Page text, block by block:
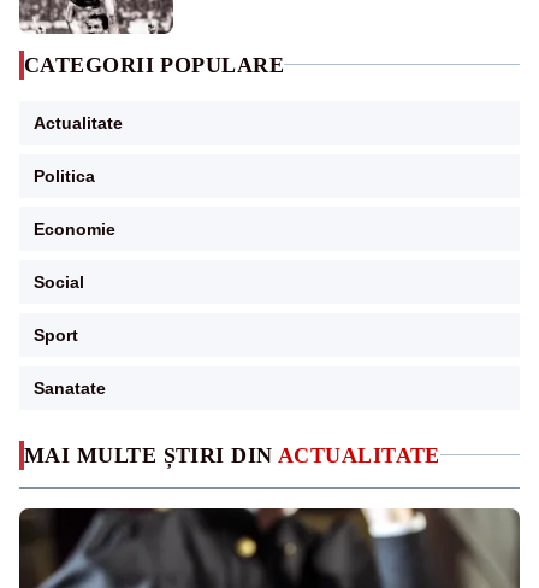
MAI MULTE ȘTIRI DIN ACTUALITATE
CATEGORII POPULARE
Actualitate
Politica
Economie
Social
Sport
Sanatate